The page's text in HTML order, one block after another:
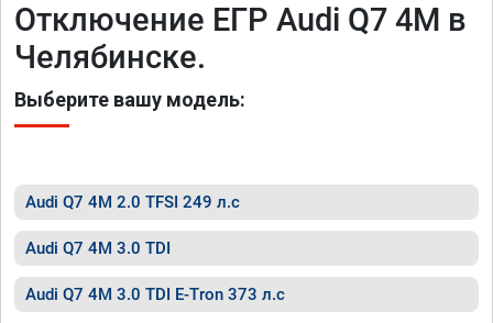
Отключение ЕГР Audi Q7 4M в
Челябинске.
Выберите вашу модель:
Audi Q7 4M 2.0 TFSI 249 л.с
Audi Q7 4M 3.0 TDI
Audi Q7 4M 3.0 TDI E-Tron 373 л.с